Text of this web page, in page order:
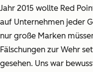
Jahr 2015 wollte Red
auf Unternehmen jeder
nur große Marken
Fälschungen zur Wehr
gesehen. Uns war